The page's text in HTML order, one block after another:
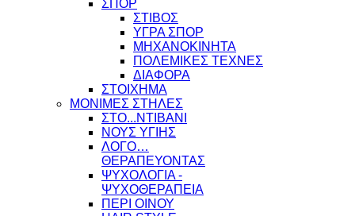
ΣΠΟΡ
ΣΤΙΒΟΣ
ΥΓΡΑ ΣΠΟΡ
ΜΗΧΑΝΟΚΙΝΗΤΑ
ΠΟΛΕΜΙΚΕΣ ΤΕΧΝΕΣ
ΔΙΑΦΟΡΑ
ΣΤΟΙΧΗΜΑ
ΜΟΝΙΜΕΣ ΣΤΗΛΕΣ
ΣΤΟ...ΝΤΙΒΑΝΙ
ΝΟΥΣ ΥΓΙΗΣ
ΛΟΓΟ…
ΘΕΡΑΠΕΥΟΝΤΑΣ
ΨΥΧΟΛΟΓΙΑ -
ΨΥΧΟΘΕΡΑΠΕΙΑ
ΠΕΡΙ ΟΙΝΟΥ